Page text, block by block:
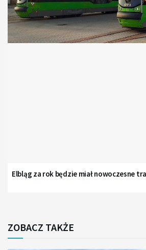
Elbląg za rok będzie miał nowoczesne
ZOBACZ TAKŻE